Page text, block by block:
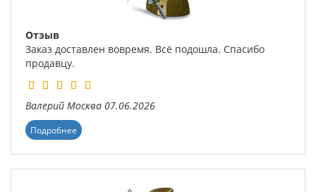
Отзыв
Заказ доставлен вовремя. Всё подошла. Спасибо
продавцу.
Валерий Москва 07.06.2026
Подробнее